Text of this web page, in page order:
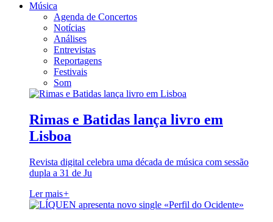
Música
Agenda de Concertos
Notícias
Análises
Entrevistas
Reportagens
Festivais
Som
Rimas e Batidas lança livro em
Lisboa
Revista digital celebra uma década de música com sessão
dupla a 31 de Ju
Ler mais+